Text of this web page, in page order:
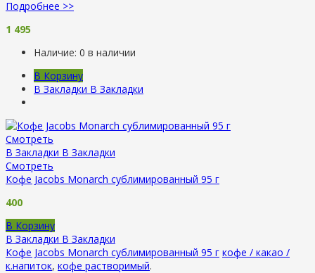
Подробнее >>
1 495
Наличие: 0 в наличии
В Корзину
В Закладки В Закладки
Смотреть
В Закладки В Закладки
Смотреть
Кофе Jacobs Monarch сублимированный 95 г
400
В Корзину
В Закладки В Закладки
Кофе Jacobs Monarch сублимированный 95 г кофе / какао /
к.напиток, кофе растворимый.